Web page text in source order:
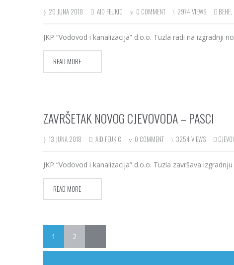
20 JUNA 2018 AID FEUKIC 0 COMMENT 2974 VIEWS BEHE,
JKP “Vodovod i kanalizacija” d.o.o. Tuzla radi na
READ MORE
ZAVRŠETAK NOVOG CJEVOVODA – PASCI
13 JUNA 2018 AID FEUKIC 0 COMMENT 3254 VIEWS
JKP “Vodovod i kanalizacija” d.o.o. Tuzla završava
READ MORE
1 2